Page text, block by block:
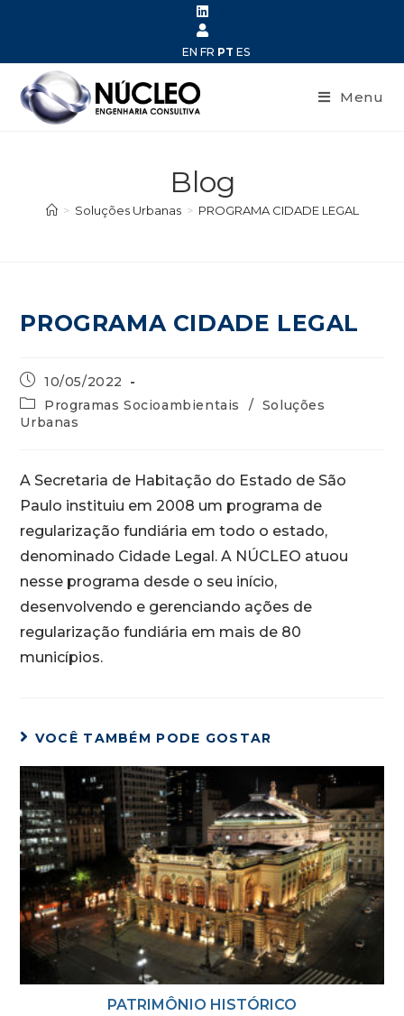
EN FR PT ES
Menu
Blog
> Soluções Urbanas > PROGRAMA CIDADE LEGAL
PROGRAMA CIDADE LEGAL
10/05/2022
Programas Socioambientais
/ Soluções
Urbanas
A Secretaria de Habitação do Estado de São
Paulo instituiu em 2008 um programa de
regularização fundiária em todo o estado,
denominado Cidade Legal. A NÚCLEO atuou
nesse programa desde o seu início,
desenvolvendo e gerenciando ações de
regularização fundiária em mais de 80
municípios.
VOCÊ TAMBÉM PODE GOSTAR
PATRIMÔNIO HISTÓRICO